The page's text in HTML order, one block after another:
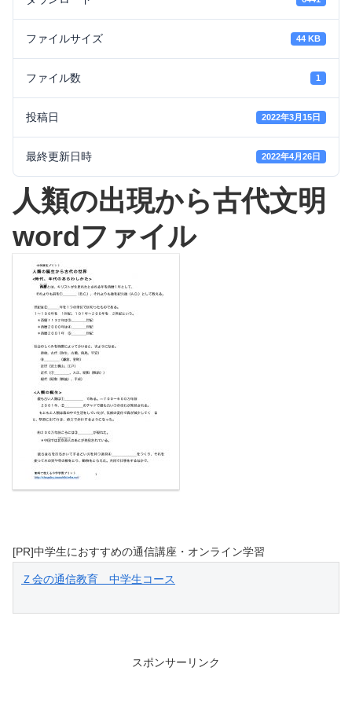
ファイルサイズ 44 KB
ファイル数 1
投稿日 2022年3月15日
最終更新日時 2022年4月26日
人類の出現から古代文明
wordファイル
[PR]中学生におすすめの通信講座・オンライン学習
Ｚ会の通信教育　中学生コース
スポンサーリンク